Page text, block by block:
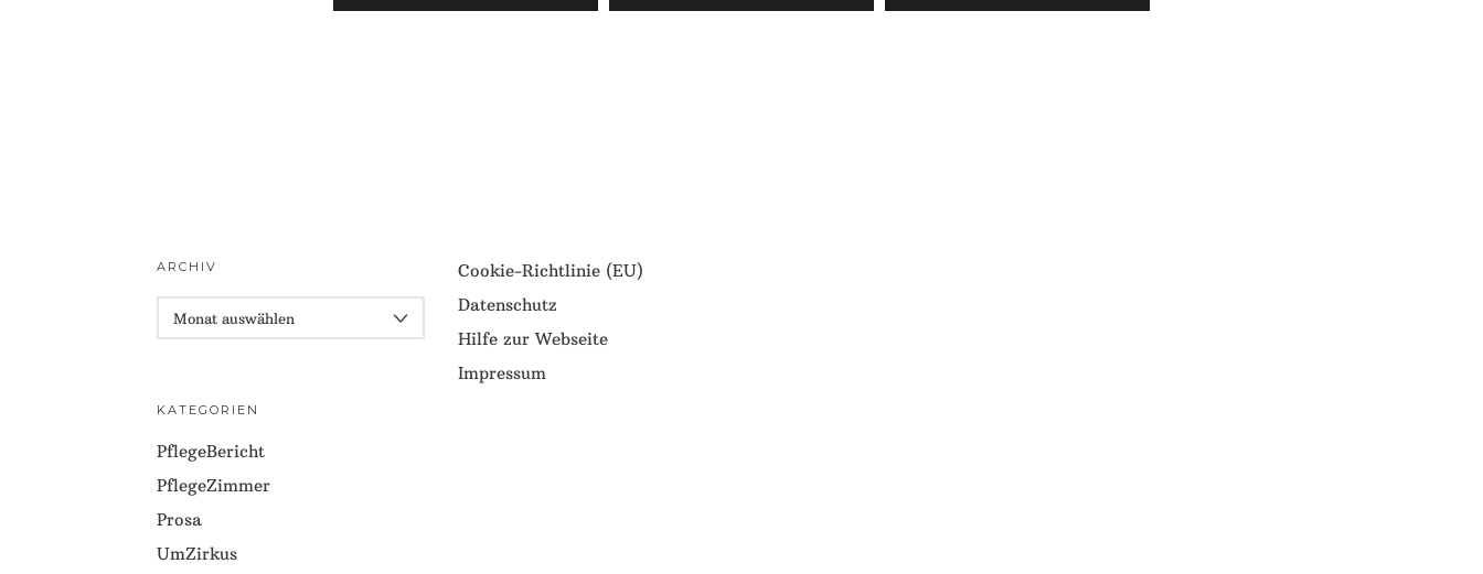
ARCHIV
KATEGORIEN
PflegeBericht
PflegeZimmer
Prosa
UmZirkus
Cookie-Richtlinie (EU)
Datenschutz
Hilfe zur Webseite
Impressum